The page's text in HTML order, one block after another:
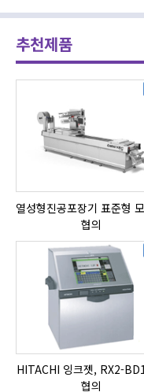
추천제품
협의
HITACHI 잉크젯, RX2-
협의